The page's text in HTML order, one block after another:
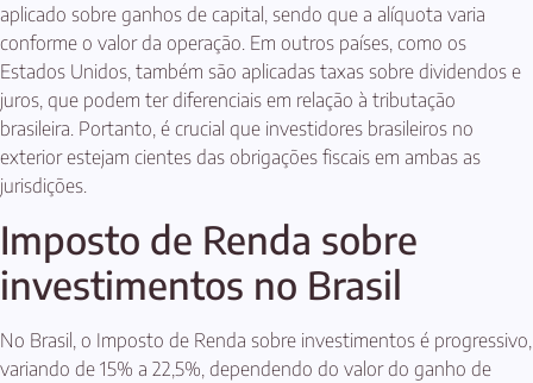
aplicado sobre ganhos de capital, sendo que a alíquota varia
conforme o valor da operação. Em outros países, como os
Estados Unidos, também são aplicadas taxas sobre dividendos e
juros, que podem ter diferenciais em relação à tributação
brasileira. Portanto, é crucial que investidores brasileiros no
exterior estejam cientes das obrigações fiscais em ambas as
jurisdições.
Imposto de Renda sobre
investimentos no Brasil
No Brasil, o Imposto de Renda sobre investimentos é progressivo,
variando de 15% a 22,5%, dependendo do valor do ganho de